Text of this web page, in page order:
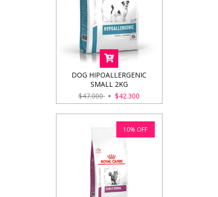
DOG HIPOALLERGENIC
SMALL 2KG
$47.000
$42.300
10% OFF